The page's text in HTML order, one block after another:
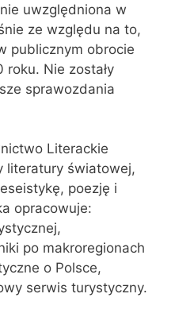
uwzględniona w
ze względu na to,
publicznym obrocie
Nie zostały
sprawozdania
Literackie
literatury światowej,
poezję i
opracowuje:
po makroregionach
o Polsce,
serwis turystyczny.